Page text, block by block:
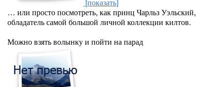
… или просто посмотреть, как принц Чарльз Уэльский,
обладатель самой большой личной коллекции килтов.
Можно взять волынку и пойти на парад